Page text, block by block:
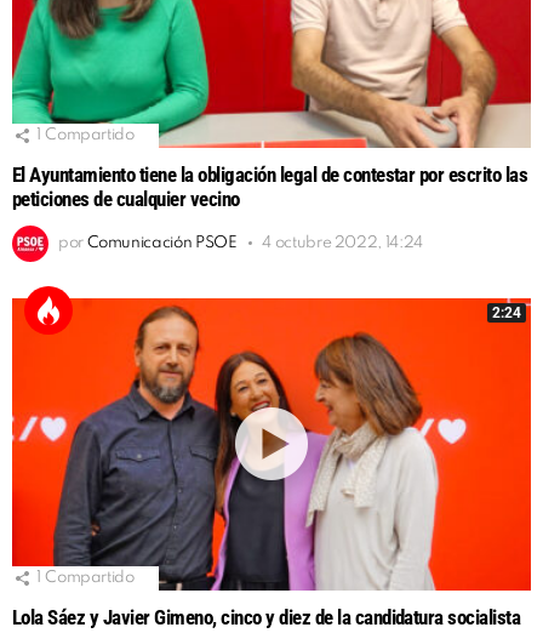
Compartido
El Ayuntamiento tiene la obligación legal de contestar por escrito las
peticiones de cualquier vecino
por Comunicación PSOE 4 octubre 2022, 14:24
2:24
Compartido
Lola Sáez y Javier Gimeno, cinco y diez de la candidatura socialista